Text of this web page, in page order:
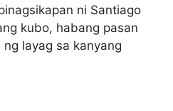
ni Santiago
kubo, habang pasan
layag sa kanyang